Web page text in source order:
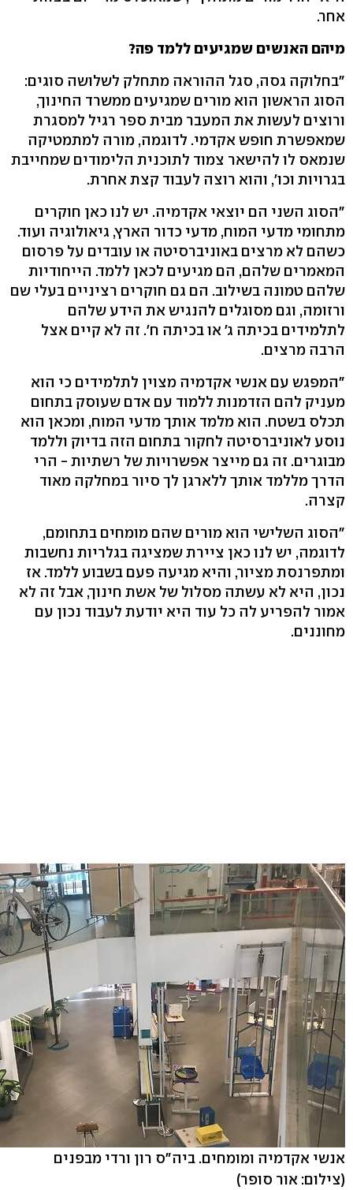
אחר.
מיהם האנשים שמגיעים ללמד פה?
"בחלוקה גסה, סגל ההוראה מתחלק לשלושה סוגים:
הסוג הראשון הוא מורים שמגיעים ממשרד החינוך,
ורוצים לעשות את המעבר מבית ספר רגיל למסגרת
שמאפשרת חופש אקדמי. לדוגמה, מורה למתמטיקה
שנמאס לו להישאר צמוד לתוכנית הלימודים שמחייבת
בגרויות וכו', והוא רוצה לעבוד קצת אחרת.
"הסוג השני הם יוצאי אקדמיה. יש לנו כאן חוקרים
מתחומי מדעי המוח, מדעי כדור הארץ, גיאולוגיה ועוד.
כשהם לא מרצים באוניברסיטה או עובדים על פרסום
המאמרים שלהם, הם מגיעים לכאן ללמד. הייחודיות
שלהם טמונה בשילוב. הם גם חוקרים רציניים בעלי שם
ורזומה, וגם מסוגלים להנגיש את הידע שלהם
לתלמידים בכיתה ג' או בכיתה ח'. זה לא קיים אצל
הרבה מרצים.
"המפגש עם אנשי אקדמיה מצוין לתלמידים כי הוא
מעניק להם הזדמנות ללמוד עם אדם שעוסק בתחום
תכלס בשטח. הוא מלמד אותך מדעי המוח, ומכאן הוא
נוסע לאוניברסיטה לחקור בתחום הזה בדיוק וללמד
מבוגרים. זה גם מייצר אפשרויות של רשתיות - הרי
הדרך מללמד אותך ללארגן לך סיור במחלקה מאוד
קצרה.
"הסוג השלישי הוא מורים שהם מומחים בתחומם,
לדוגמה, יש לנו כאן ציירת שמציגה בגלריות נחשבות
ומתפרנסת מציור, והיא מגיעה פעם בשבוע ללמד. אז
נכון, היא לא עשתה מסלול של אשת חינוך, אבל זה לא
אמור להפריע לה כל עוד היא יודעת לעבוד נכון עם
מחוננים.
אנשי אקדמיה ומומחים. ביה"ס רון ורדי מבפנים
(צילום: אור סופר)